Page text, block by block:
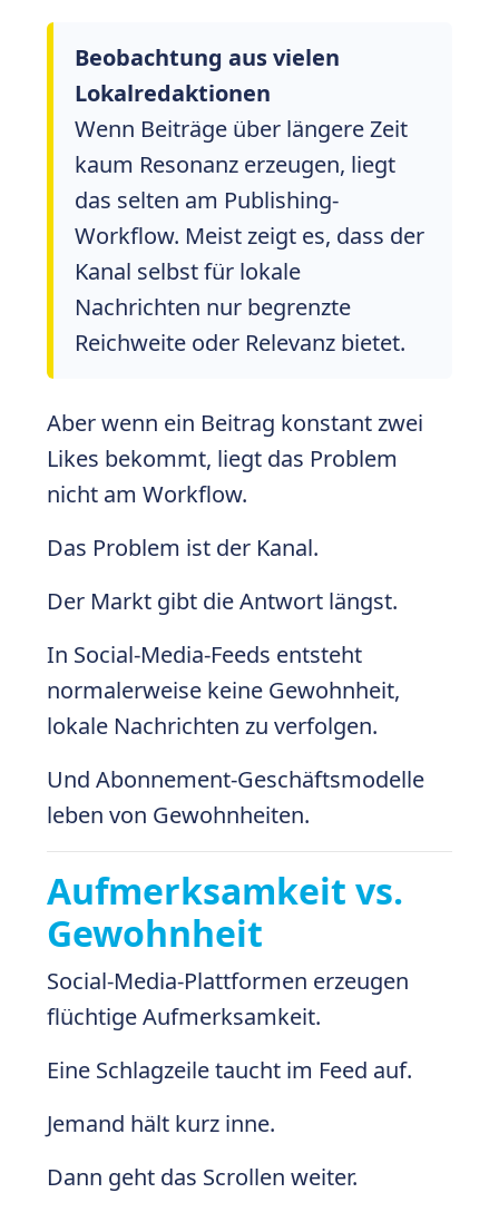
Beobachtung aus vielen
Lokalredaktionen
Wenn Beiträge über längere Zeit
kaum Resonanz erzeugen, liegt
das selten am Publishing-
Workflow. Meist zeigt es, dass der
Kanal selbst für lokale
Nachrichten nur begrenzte
Reichweite oder Relevanz bietet.
Aber wenn ein Beitrag konstant zwei
Likes bekommt, liegt das Problem
nicht am Workflow.
Das Problem ist der Kanal.
Der Markt gibt die Antwort längst.
In Social-Media-Feeds entsteht
normalerweise keine Gewohnheit,
lokale Nachrichten zu verfolgen.
Und Abonnement-Geschäftsmodelle
leben von Gewohnheiten.
Aufmerksamkeit vs.
Gewohnheit
Social-Media-Plattformen erzeugen
flüchtige Aufmerksamkeit.
Eine Schlagzeile taucht im Feed auf.
Jemand hält kurz inne.
Dann geht das Scrollen weiter.